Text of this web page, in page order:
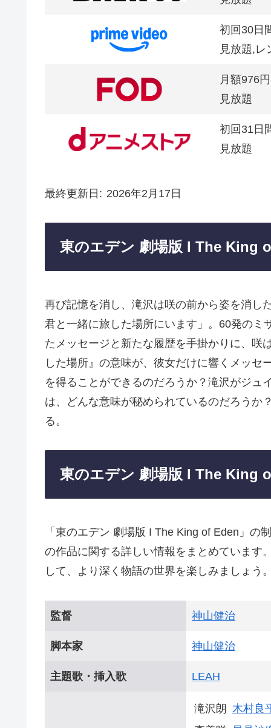
初回30日
見放題,レ
月額976円
見放題
初回31日
見放題
最終更新日 2026年2月17日
東のエデン 劇場版 I The King
再び記憶を消し、滝沢は咲の前から姿を消し
君と一緒に旅した場所にいます」。60発の
たメッセージと新たな履歴を手掛かりに、咲
した場所』の意味が、彼女だけに響くメッ
を得ることができるのだろうか？滝沢がジュ
は、どんな意味が秘められているのだろうか
る。
東のエデン 劇場版 I The King
「東のエデン 劇場版 I The King of Eden」
の作品に関する詳しい情報をまとめています
して、より深く物語の世界を楽しみましょう
監督 神山健治
脚本家 神山健治
主題歌・挿入歌 LEAH
滝沢朗 木村良